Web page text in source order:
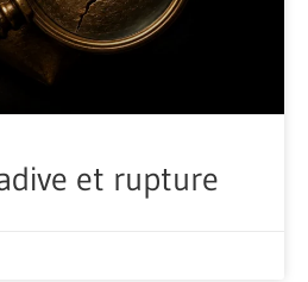
et rupture